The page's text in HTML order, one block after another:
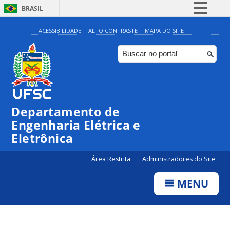
BRASIL
Simplifique!
Comunica BR
Participe
ACESSIBILIDADE ALTO CONTRASTE MAPA DO SITE
Departamento de
Engenharia Elétrica e
Eletrônica
Área Restrita Administradores do Site
MENU